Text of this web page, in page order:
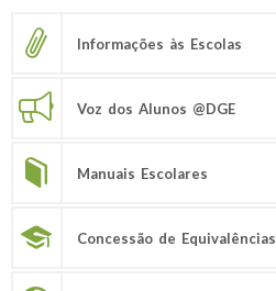
Informações às Escolas
Voz dos Alunos @DGE
Manuais Escolares
Concessão de Equivalências